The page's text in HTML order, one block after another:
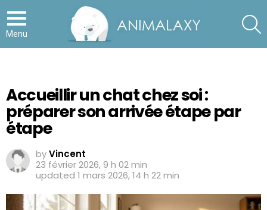
Menu
Accueillir un chat chez soi :
préparer son arrivée étape par
étape
byVincent
23 février 2026, 9 h 02 min
updated 1 mars 2026, 14 h 22 min